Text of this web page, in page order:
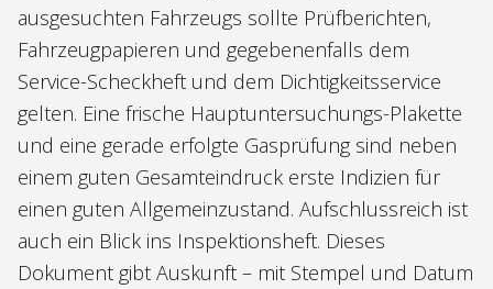
ausgesuchten Fahrzeugs sollte Prüfberichten,
Fahrzeugpapieren und gegebenenfalls dem
Service-Scheckheft und dem Dichtigkeitsservice
gelten. Eine frische Hauptuntersuchungs-Plakette
und eine gerade erfolgte Gasprüfung sind neben
einem guten Gesamteindruck erste Indizien für
einen guten Allgemeinzustand. Aufschlussreich ist
auch ein Blick ins Inspektionsheft. Dieses
Dokument gibt Auskunft – mit Stempel und Datum